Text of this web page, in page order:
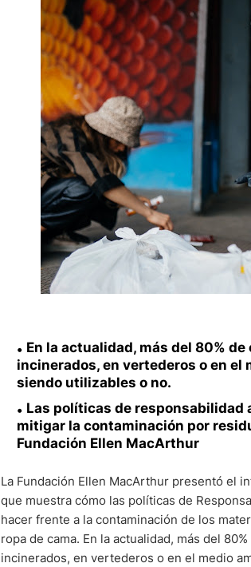
En la actualidad, más del 80%
incinerados, en vertederos o en
siendo utilizables o no.
Las políticas de responsabilidad
mitigar la contaminación por
Fundación Ellen MacArthur
La Fundación Ellen MacArthur presentó el
que muestra cómo las políticas de
hacer frente a la contaminación de los
ropa de cama. En la actualidad, más del
incinerados, en vertederos o en el medio